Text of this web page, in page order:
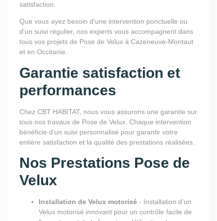
satisfaction.
Que vous ayez besoin d'une intervention ponctuelle ou
d'un suivi régulier, nos experts vous accompagnent dans
tous vos projets de Pose de Velux à Cazeneuve-Montaut
et en Occitanie.
Garantie satisfaction et
performances
Chez CBT HABITAT, nous vous assurons une garantie sur
tous nos travaux de Pose de Velux. Chaque intervention
bénéficie d'un suivi personnalisé pour garantir votre
entière satisfaction et la qualité des prestations réalisées.
Nos Prestations Pose de
Velux
Installation de Velux motorisé - Installation d'un
Velux motorisé innovant pour un contrôle facile de